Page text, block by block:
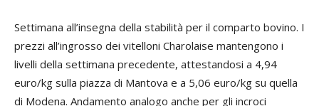
Settimana all’insegna della stabilità per il comparto bovino. I
prezzi all’ingrosso dei vitelloni Charolaise mantengono i
livelli della settimana precedente, attestandosi a 4,94
euro/kg sulla piazza di Mantova e a 5,06 euro/kg su quella
di Modena. Andamento analogo anche per gli incroci